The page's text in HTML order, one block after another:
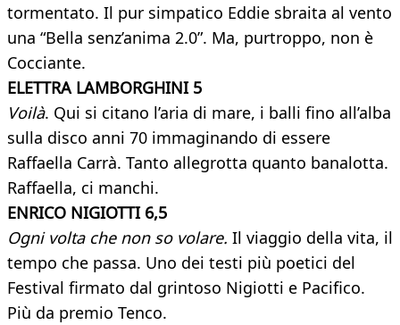
tormentato. Il pur simpatico Eddie sbraita al vento
una “Bella senz’anima 2.0”. Ma, purtroppo, non è
Cocciante.
ELETTRA LAMBORGHINI 5
Voilà. Qui si citano l’aria di mare, i balli fino all’alba
sulla disco anni 70 immaginando di essere
Raffaella Carrà. Tanto allegrotta quanto banalotta.
Raffaella, ci manchi.
ENRICO NIGIOTTI 6,5
Ogni volta che non so volare. Il viaggio della vita, il
tempo che passa. Uno dei testi più poetici del
Festival firmato dal grintoso Nigiotti e Pacifico.
Più da premio Tenco.